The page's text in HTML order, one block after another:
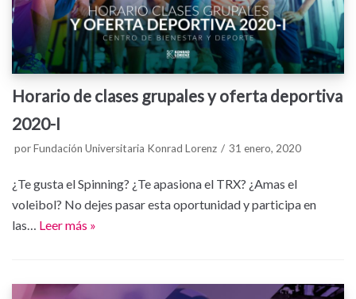
Horario de clases grupales y oferta deportiva
2020-I
porFundación Universitaria Konrad Lorenz 31 enero, 2020
¿Te gusta el Spinning? ¿Te apasiona el TRX? ¿Amas el
voleibol? No dejes pasar esta oportunidad y participa en
las… Leer más »